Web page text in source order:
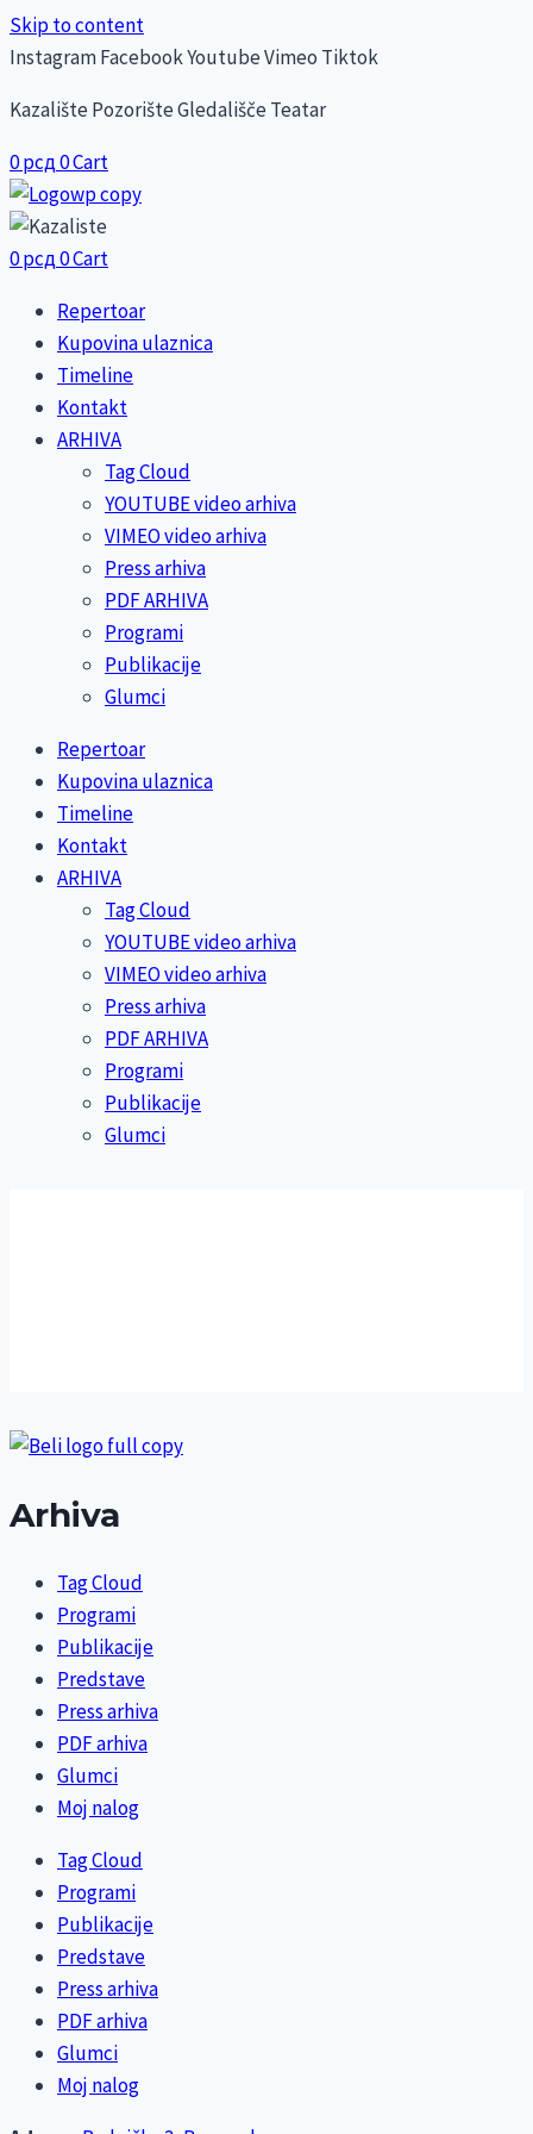
Skip to content
InstagramFacebookYoutubeVimeo Tiktok
Kazalište Pozorište Gledališče Teatar
0рсд0Cart
0рсд0Cart
Repertoar
Kupovina ulaznica
Timeline
Kontakt
ARHIVA
Tag Cloud
YOUTUBE video arhiva
VIMEO video arhiva
Press arhiva
PDF ARHIVA
Programi
Publikacije
Glumci
Repertoar
Kupovina ulaznica
Timeline
Kontakt
ARHIVA
Tag Cloud
YOUTUBE video arhiva
VIMEO video arhiva
Press arhiva
PDF ARHIVA
Programi
Publikacije
Glumci
Arhiva
Tag Cloud
Programi
Publikacije
Predstave
Press arhiva
PDF arhiva
Glumci
Moj nalog
Tag Cloud
Programi
Publikacije
Predstave
Press arhiva
PDF arhiva
Glumci
Moj nalog